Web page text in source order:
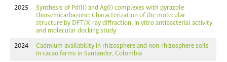
2025
Synthesis of Pd(II) and Ag(I) complexes with pyrazole
thiosemicarbazone: Characterization of the molecular
structure by DFT/X-ray diffraction, in vitro antibacterial activity
and molecular docking study
2024
Cadmium availability in rhizosphere and non-rhizosphere soils
in cacao farms in Santander, Colombia